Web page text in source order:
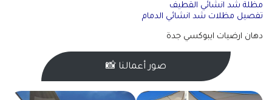
مظلة شد انشائي القطيف
تفصيل مظلات شد انشائي الدمام
دهان ارضيات ايبوكسي جدة
صور أعمالنا 📸